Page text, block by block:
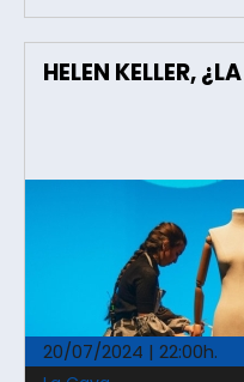
HELEN KELLER,
20/07/2024 | 22:00h.